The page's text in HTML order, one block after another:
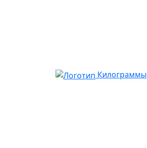
Килограммы